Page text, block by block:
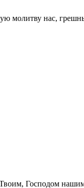
молитву нас,
Твоим, Господом